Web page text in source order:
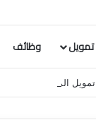
تمويل وظائف
تمويل المدينة المنورة: